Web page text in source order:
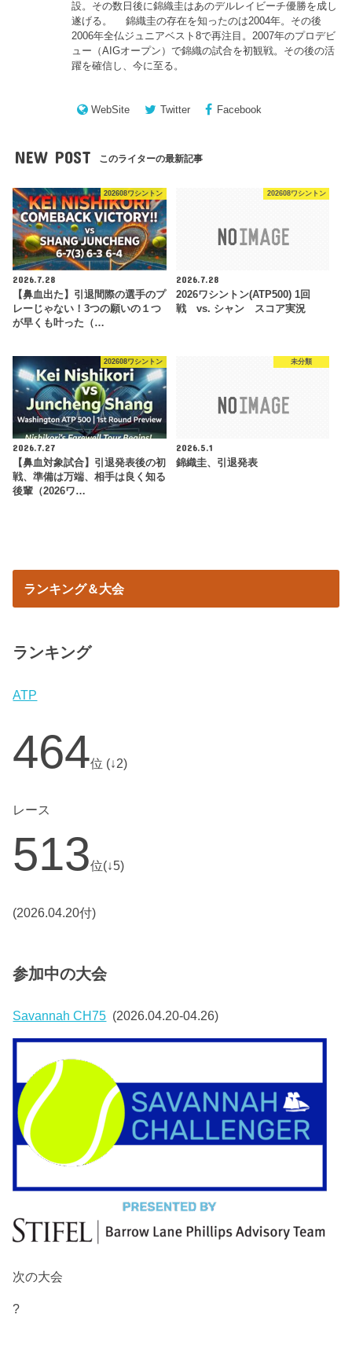
設。その数日後に錦織圭はあのデルレイビーチ優勝を成し
遂げる。 錦織圭の存在を知ったのは2004年。その後
2006年全仏ジュニアベスト8で再注目。2007年のプロデビ
ュー（AIGオープン）で錦織の試合を初観戦。その後の活
躍を確信し、今に至る。
WebSite Twitter Facebook
NEW POST このライターの最新記事
202608ワシントン
2026.7.28
【鼻血出た】引退間際の選手のプ
レーじゃない！3つの願いの１つ
が早くも叶った（…
202608ワシントン
2026.7.28
2026ワシントン(ATP500) 1回
戦 vs. シャン スコア実況
202608ワシントン
2026.7.27
【鼻血対象試合】引退発表後の初
戦、準備は万端、相手は良く知る
後輩（2026ワ…
未分類
2026.5.1
錦織圭、引退発表
ランキング＆大会
ランキング
ATP
464位 (↓2)
レース
513位(↓5)
(2026.04.20付)
参加中の大会
Savannah CH75 (2026.04.20-04.26)
次の大会
?